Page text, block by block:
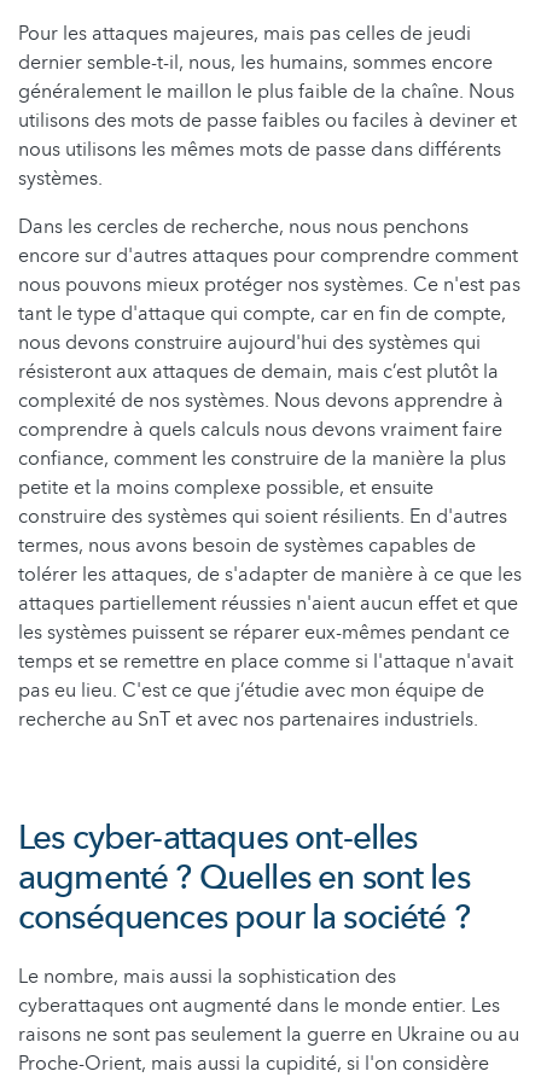
Pour les attaques majeures, mais pas celles de jeudi
dernier semble-t-il, nous, les humains, sommes encore
généralement le maillon le plus faible de la chaîne. Nous
utilisons des mots de passe faibles ou faciles à deviner et
nous utilisons les mêmes mots de passe dans différents
systèmes.
Dans les cercles de recherche, nous nous penchons
encore sur d'autres attaques pour comprendre comment
nous pouvons mieux protéger nos systèmes. Ce n'est pas
tant le type d'attaque qui compte, car en fin de compte,
nous devons construire aujourd'hui des systèmes qui
résisteront aux attaques de demain, mais c’est plutôt la
complexité de nos systèmes. Nous devons apprendre à
comprendre à quels calculs nous devons vraiment faire
confiance, comment les construire de la manière la plus
petite et la moins complexe possible, et ensuite
construire des systèmes qui soient résilients. En d'autres
termes, nous avons besoin de systèmes capables de
tolérer les attaques, de s'adapter de manière à ce que les
attaques partiellement réussies n'aient aucun effet et que
les systèmes puissent se réparer eux-mêmes pendant ce
temps et se remettre en place comme si l'attaque n'avait
pas eu lieu. C'est ce que j’étudie avec mon équipe de
recherche au SnT et avec nos partenaires industriels.
Les cyber-attaques ont-elles
augmenté ? Quelles en sont les
conséquences pour la société ?
Le nombre, mais aussi la sophistication des
cyberattaques ont augmenté dans le monde entier. Les
raisons ne sont pas seulement la guerre en Ukraine ou au
Proche-Orient, mais aussi la cupidité, si l'on considère